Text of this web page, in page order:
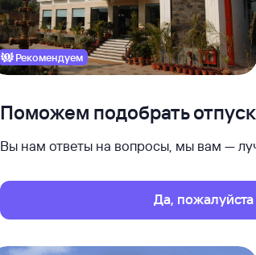
Рекомендуем
Поможем подобрать
Вы нам ответы на вопросы, мы вам —
Да, пожалуйста